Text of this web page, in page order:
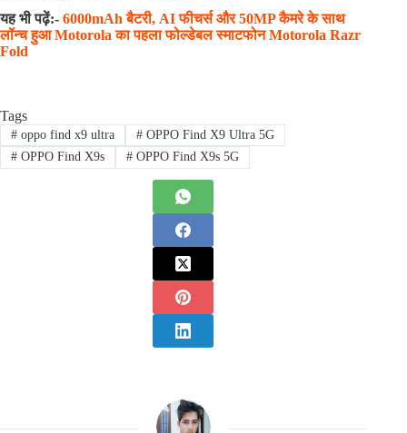
यह भी पढ़ें:- 6000mAh बैटरी, AI फीचर्स और 50MP कैमरे के साथ
लॉन्च हुआ Motorola का पहला फोल्डेबल स्माटफोन Motorola Razr
Fold
Tags
#oppo find x9 ultra #OPPO Find X9 Ultra 5G
#OPPO Find X9s #OPPO Find X9s 5G